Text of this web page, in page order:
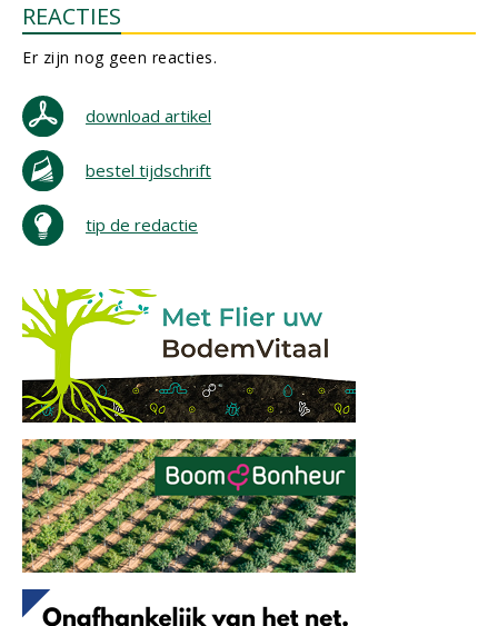
REACTIES
Er zijn nog geen reacties.
download artikel
bestel tijdschrift
tip de redactie